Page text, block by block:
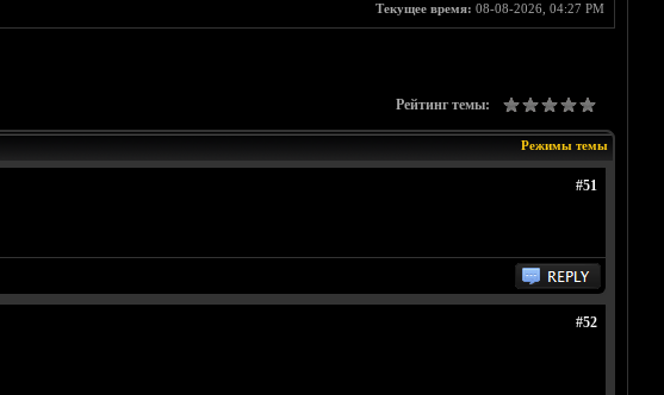
Текущее время: 08-08-2026, 04:27 PM
Рейтинг темы:
Режимы темы
#51
#52